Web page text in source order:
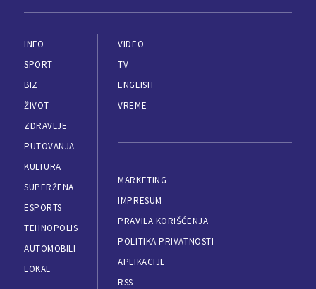
INFO
SPORT
BIZ
ŽIVOT
ZDRAVLJE
PUTOVANJA
KULTURA
SUPERŽENA
ESPORTS
TEHNOPOLIS
AUTOMOBILI
LOKAL
VIDEO
TV
ENGLISH
VREME
MARKETING
IMPRESUM
PRAVILA KORIŠĆENJA
POLITIKA PRIVATNOSTI
APLIKACIJE
RSS